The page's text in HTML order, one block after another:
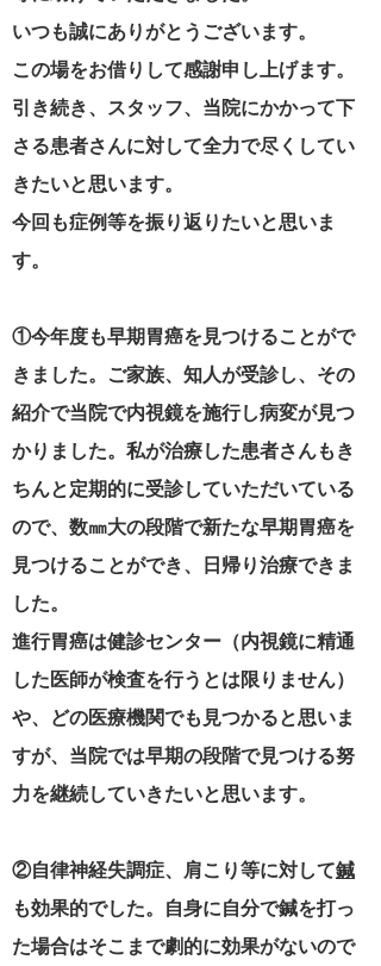
いつも誠にありがとう ございます。
この場をお借りして感謝申し上げます。
引き続き、スタッフ、当院にかかって下
さる患者さんに対して全力で尽くしてい
きたいと思います。
今回も症例等を振り返りたいと思いま
す。
①今年度も早期胃癌を見つけることがで
きました。ご家族、知人が受診し、その
紹介で当院で内視鏡を施行し病変が見つ
かりました。私が治療した患者さんもき
ちんと定期的に受診していただいている
ので、数㎜大の段階で新たな早期胃癌を
見つけることができ、日帰り治療できま
した。
進行胃癌は健診センター（内視鏡に精通
した医師が検査を行うとは限りません）
や、どの医療機関でも見つかると思いま
すが、当院では早期の段階で見つける努
力を継続していきたいと思います。
②自律神経失調症、肩こり等に対して鍼
も効果的でした。自身に自分で鍼を打っ
た場合はそこまで劇的に効果がないので